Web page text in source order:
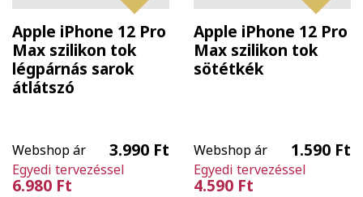
Apple iPhone 12 Pro
Max szilikon tok
légpárnás sarok
átlátszó
Webshop ár 3.990 Ft
Egyedi tervezéssel
6.980 Ft
Apple iPhone 12 Pro
Max szilikon tok
sötétkék
Webshop ár 1.590 Ft
Egyedi tervezéssel
4.590 Ft